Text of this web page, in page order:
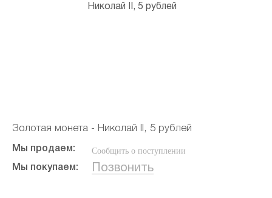
Золотая монета - Николай II, 5 рублей
Мы продаем: Сообщить о поступлении
Мы покупаем: Позвонить